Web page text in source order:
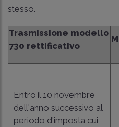
stesso.
Trasmissione modello
730 rettificativo
Entro il 10 novembre
dell'anno successivo al
periodo d'imposta cui